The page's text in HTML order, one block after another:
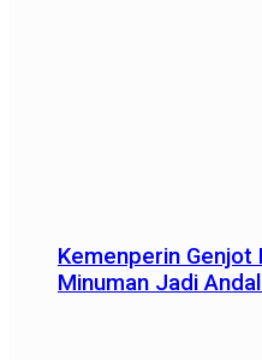
Kemenperin
Minuman Jadi